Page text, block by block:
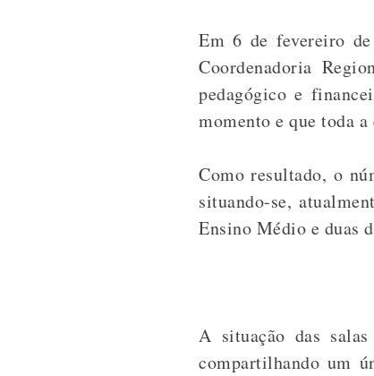
Em 6 de fevereiro
Coordenadoria
pedagógico e
momento e que toda
Como resultado, o
situando-se,
Ensino Médio e duas
A situação das
compartilhando um